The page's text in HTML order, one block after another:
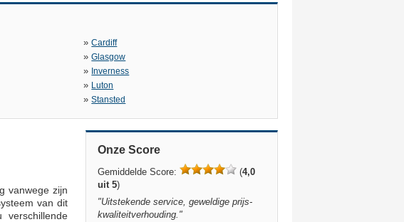
»Cardiff
»Glasgow
» Inverness
» Luton
»Stansted
vanwege zijn
van dit
Onze Score
Gemiddelde Score: (4,0
uit 5)
"Uitstekende service, geweldige prijs-
kwaliteitverhouding. "